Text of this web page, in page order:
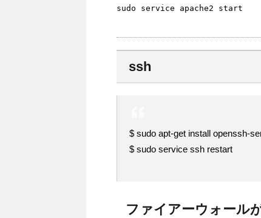
sudo service apache2 start
ssh
$ sudo apt-get install openssh-
$ sudo service ssh restart
ファイアーウォール